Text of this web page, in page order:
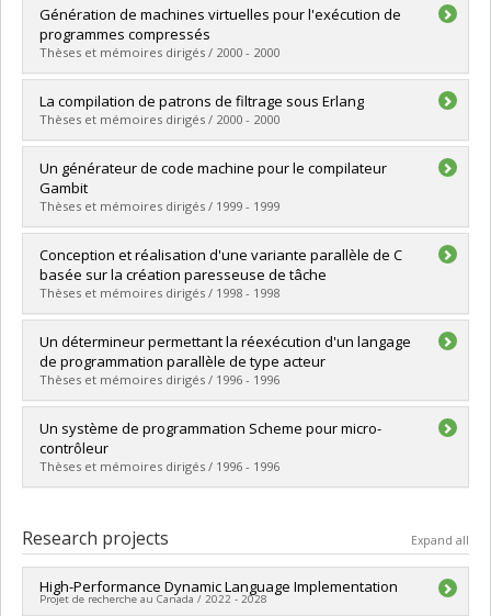
Graduate : Boucher, Dominique
Cycle :Doctoral
Grade :Ph. D.
Lien vers le document dans Papyrus
Génération de machines virtuelles pour l'exécution de
programmes compressés
Thèses et mémoires dirigés / 2000 - 2000
Graduate :Latendresse, Mario
Cycle : Doctoral
Grade :Ph. D.
Lien vers le document dans Papyrus
La compilation de patrons de filtrage sous Erlang
Thèses et mémoires dirigés / 2000 - 2000
Graduate :Piché, Patrick
Cycle :Master's
Grade :M. Sc.
Lien vers le document dans Papyrus
Un générateur de code machine pour le compilateur
Gambit
Thèses et mémoires dirigés / 1999 - 1999
Graduate : Beaulieu, Sylvain
Cycle : Master's
Grade :M. Sc.
Lien vers le document dans Papyrus
Conception et réalisation d'une variante parallèle de C
basée sur la création paresseuse de tâche
Thèses et mémoires dirigés / 1998 - 1998
Graduate :L'Écuyer, Francis
Cycle :Master's
Grade :M. Sc.
Lien vers le document dans Papyrus
Un détermineur permettant la réexécution d'un langage
de programmation parallèle de type acteur
Thèses et mémoires dirigés / 1996 - 1996
Graduate : Dionne, Carl
Cycle :Master's
Grade :M. Sc.
Lien vers le document dans Papyrus
Un système de programmation Scheme pour micro-
contrôleur
Thèses et mémoires dirigés / 1996 - 1996
Cycle :Master's
Grade :M. Sc.
Lien vers le document dans Papyrus
Research projects Expand all
High-Performance Dynamic Language Implementation
Projet de recherche au Canada / 2022 - 2028